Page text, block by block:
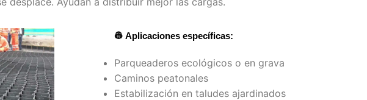
👷 Aplicaciones específicas:
Parqueaderos ecológicos o en grava
Caminos peatonales
Estabilización en taludes ajardinados